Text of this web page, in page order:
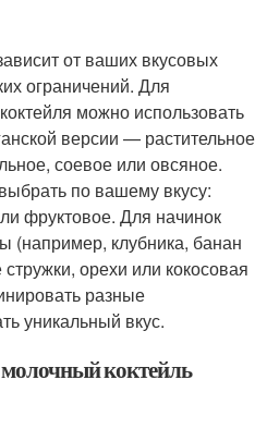
от ваших вкусовых
ограничений. Для
можно использовать
версии — растительное
соевое или овсяное.
по вашему вкусу:
фруктовое. Для начинок
(например, клубника, банан
орехи или кокосовая
разные
уникальный вкус.
коктейль